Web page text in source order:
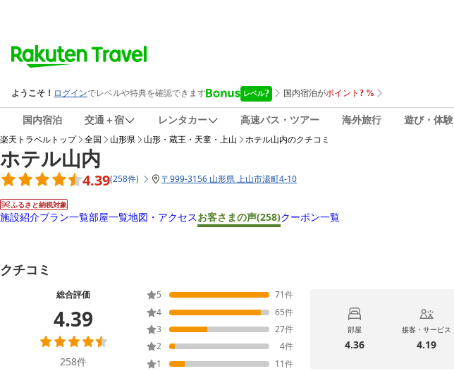
国内宿泊 交通＋宿 レンタカー 高速バス・ツアー 海外旅行 遊び・体験
楽天トラベルトップ 全国 山形県 山形・蔵王・天童・上山 ホテル山内のクチコミ
ホテル山内
4.39(258件) 〒999-3156 山形県 上山市湯町4-10
ふるさと納税対象
施設紹介プラン一覧部屋一覧地図・アクセスお客さまの声(258)クーポン一覧
クチコミ
総合評価
4.39
258件
5 71件
4
65件
3
27件
2
4件
1
11件
部屋
4.36
接客・サービス
4.19